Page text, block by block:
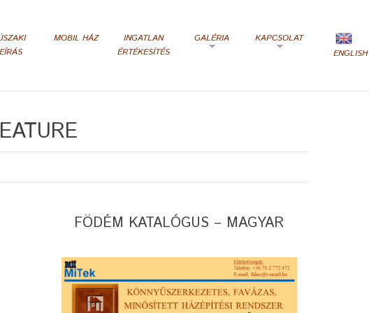
MOBIL HÁZ
INGATLAN
ÉRTÉKESÍTÉS
GALÉRIA
KAPCSOLAT
ENGLISH
FÖDÉM KATALÓGUS – MAGYAR